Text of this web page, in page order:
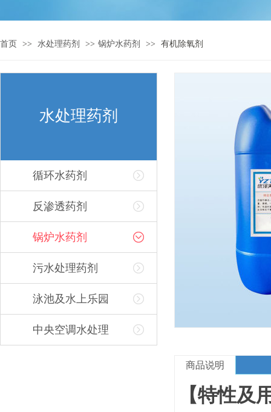
首页 >> 水处理药剂 >> 锅炉水药剂 >> 有机除氧剂
水处理药剂
循环水药剂
反渗透药剂
锅炉水药剂
污水处理药剂
泳池及水上乐园
中央空调水处理
商品说明
【特性及